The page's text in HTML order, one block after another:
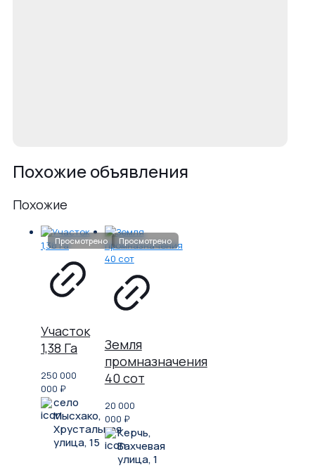
Похожие объявления
Похожие
Участок
1,38 Га
250 000
000 ₽
село
Мысхако,
Хрустальная
улица, 15
Земля
промназначения
40 сот
20 000
000 ₽
Керчь,
Бахчевая
улица, 1